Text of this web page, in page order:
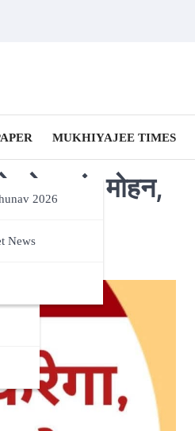
2026
News
MUKHIYAJEE TIMES
आनंद मोहन,